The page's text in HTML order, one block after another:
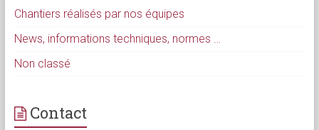
Chantiers réalisés par nos équipes
News, informations techniques, normes …
Non classé
Contact